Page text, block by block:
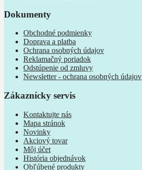
Dokumenty
Obchodné podmienky
Doprava a platba
Ochrana osobných údajov
Reklamačný poriadok
Odstúpenie od zmluvy
Newsletter - ochrana osobných údajov
Zákaznícky servis
Kontaktujte nás
Mapa stránok
Novinky
Akciový tovar
Môj účet
História objednávok
Obľúbené produkty